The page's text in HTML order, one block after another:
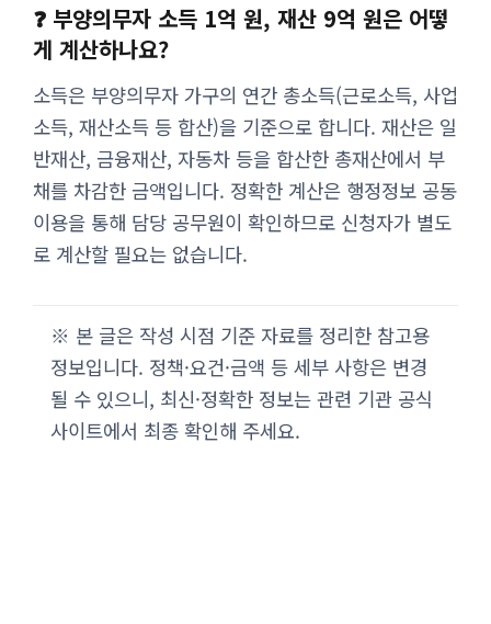
❓ 부양의무자 소득 1억 원, 재산 9억 원은 어떻
게 계산하나요?
소득은 부양의무자 가구의 연간 총소득(근로소득, 사업
소득, 재산소득 등 합산)을 기준으로 합니다. 재산은 일
반재산, 금융재산, 자동차 등을 합산한 총재산에서 부
채를 차감한 금액입니다. 정확한 계산은 행정정보 공동
이용을 통해 담당 공무원이 확인하므로 신청자가 별도
로 계산할 필요는 없습니다.
※ 본 글은 작성 시점 기준 자료를 정리한 참고용
정보입니다. 정책·요건·금액 등 세부 사항은 변경
될 수 있으니, 최신·정확한 정보는 관련 기관 공식
사이트에서 최종 확인해 주세요.